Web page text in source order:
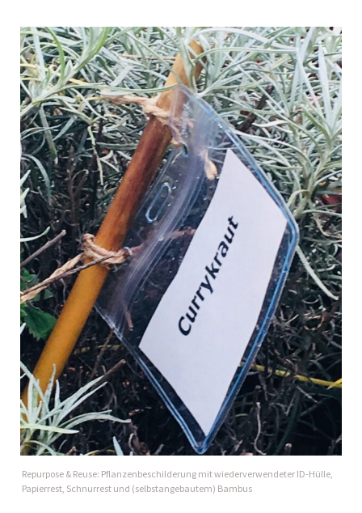
Repurpose & Reuse: Pflanzenbeschilderung mit wiederverwendeter ID-Hülle,
Papierrest, Schnurrest und (selbstangebautem) Bambus